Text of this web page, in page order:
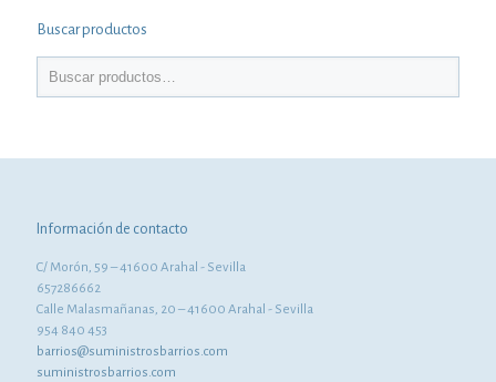
Buscar productos
Información de contacto
C/ Morón, 59 – 41600 Arahal - Sevilla
657286662
Calle Malasmañanas, 20 – 41600 Arahal - Sevilla
954 840 453
barrios@suministrosbarrios.com
suministrosbarrios.com